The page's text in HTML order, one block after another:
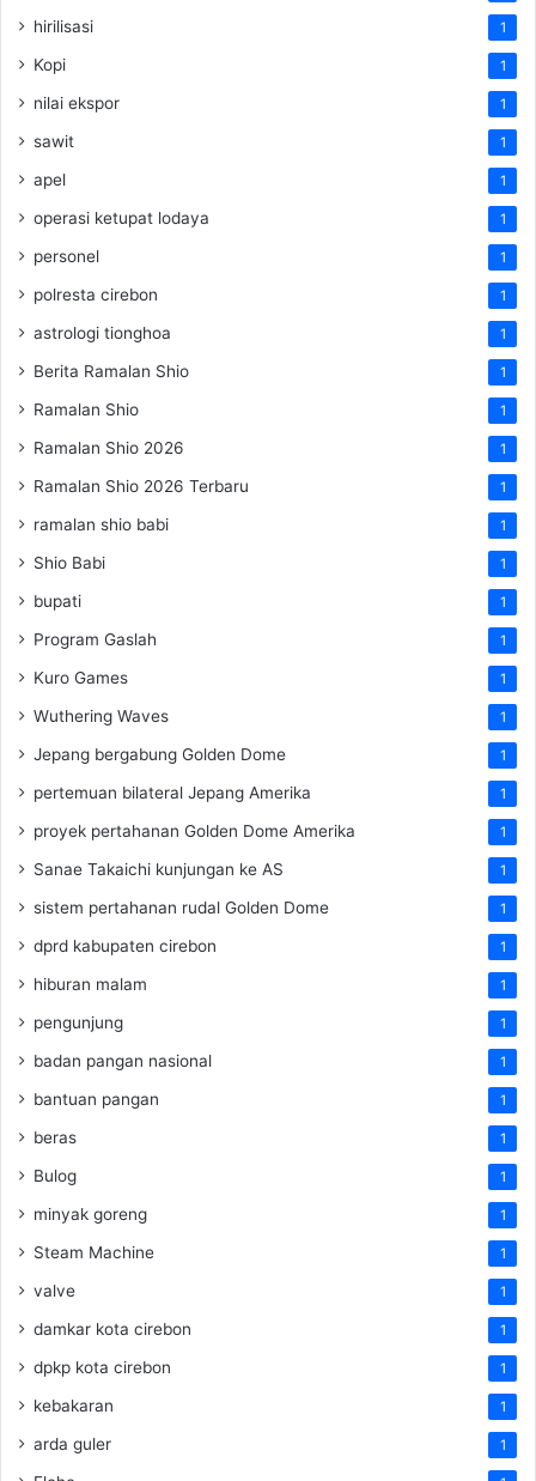
hirilisasi 1
Kopi 1
nilai ekspor 1
sawit 1
apel 1
operasi ketupat lodaya 1
personel 1
polresta cirebon 1
astrologi tionghoa 1
Berita Ramalan Shio 1
Ramalan Shio 1
Ramalan Shio 2026 1
Ramalan Shio 2026 Terbaru 1
ramalan shio babi 1
Shio Babi 1
bupati 1
Program Gaslah 1
Kuro Games 1
Wuthering Waves 1
Jepang bergabung Golden Dome 1
pertemuan bilateral Jepang Amerika 1
proyek pertahanan Golden Dome Amerika 1
Sanae Takaichi kunjungan ke AS 1
sistem pertahanan rudal Golden Dome 1
dprd kabupaten cirebon 1
hiburan malam 1
pengunjung 1
badan pangan nasional 1
bantuan pangan 1
beras 1
Bulog 1
minyak goreng 1
Steam Machine 1
valve 1
damkar kota cirebon 1
dpkp kota cirebon 1
kebakaran 1
arda guler 1